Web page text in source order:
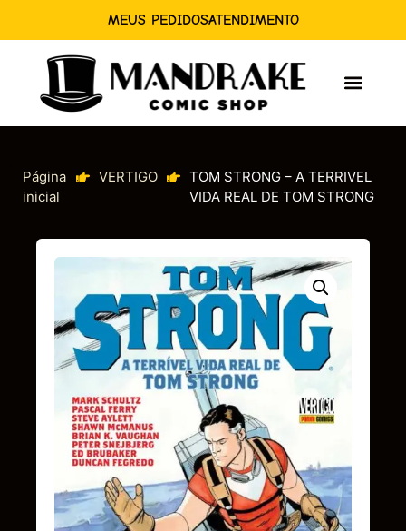
MEUS PEDIDOSATENDIMENTO
Página
inicial
VERTIGO
TOM STRONG – A TERRIVEL
VIDA REAL DE TOM STRONG